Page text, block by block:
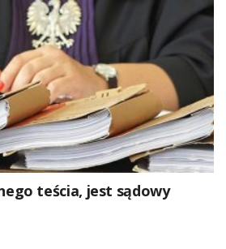
teścia, jest sądowy